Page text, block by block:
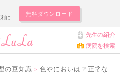
に
無料ダウンロード
先生の紹介
病院を検索
の豆知識 > 色やにおいは？正常な